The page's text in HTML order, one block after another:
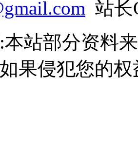
站长
站部分资料
果侵犯您的